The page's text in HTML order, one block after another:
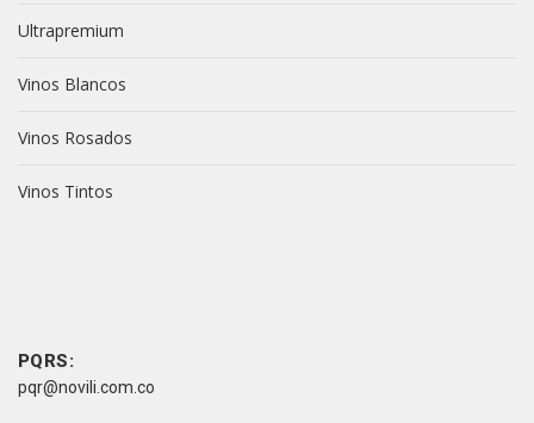
Ultrapremium
Vinos Blancos
Vinos Rosados
Vinos Tintos
PQRS:
pqr@novili.com.co